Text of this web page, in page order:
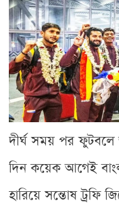
দীর্ঘ সময় পর ফুটবলে
দিন কয়েক আগেই
হারিয়ে সন্তোষ ট্রফি